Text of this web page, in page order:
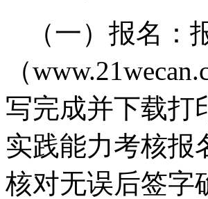
（一）报名
（
写完成并下载打
实践能力考核报
核对无误后签字